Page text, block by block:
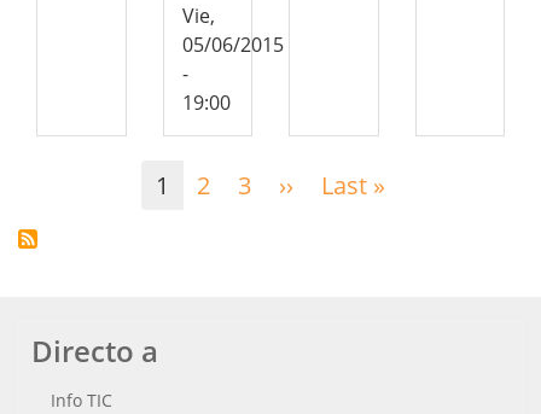
Vie,
05/06/2015
-
19:00
1 2 3 ›› Siguiente
Last »
Directo a
Info TIC